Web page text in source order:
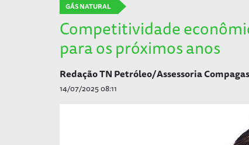
GÁS NATURAL
Competitividade
para os próximos anos
Redação TN Petróleo/Assessoria Compagas
14/07/2025 08:11